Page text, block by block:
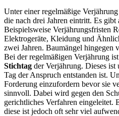
Unter einer regelmäßige
die nach drei Jahren eintritt. Es gibt
Beispielsweise Verjährungsfristen
Elektrogeräte, Kleidung und
zwei Jahren. Baumängel hingegen
Bei der regelmäßigen Verjährung ist
Stichtag der Verjährung. Dieses
Tag der Anspruch entstanden ist.
Forderung einzufordern bevor sie
sinnvoll. Dabei wird gegen den
gerichtliches Verfahren eingeleitet.
diese ist jedoch oft sehr viel